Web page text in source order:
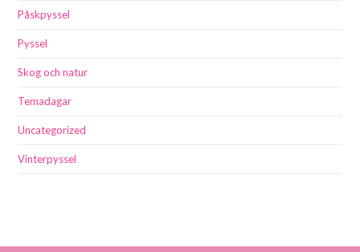
Påskpyssel
Pyssel
Skog och natur
Temadagar
Uncategorized
Vinterpyssel